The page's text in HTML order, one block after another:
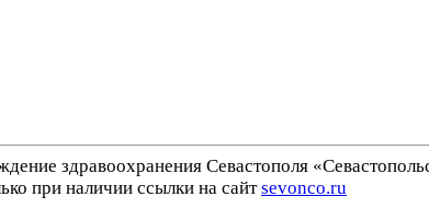
здравоохранения Севастополя
при наличии ссылки на сайтsevonco.ru